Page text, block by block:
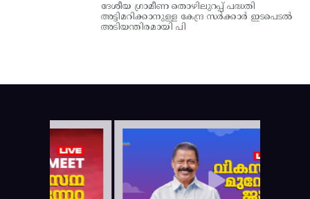
ദേശീയ ഗ്രാമീണ തൊഴിലുറപ്പ്‌ പദ്ധതി
അട്ടിമറിക്കാനുള്ള കേന്ദ്ര സര്‍ക്കാര്‍ ഇടപെടല്‍
അടിയന്തിരമായി പി